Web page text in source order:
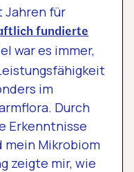
Jahren für
fundierte
war es immer,
im
Durch
Erkenntnisse
mein Mikrobiom
zeigte mir, wie